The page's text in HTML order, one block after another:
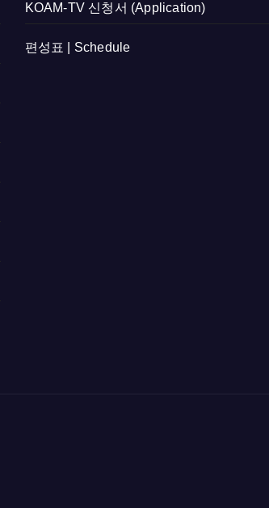
KOAM-TV 신청서 (Application)
편성표 | Schedule